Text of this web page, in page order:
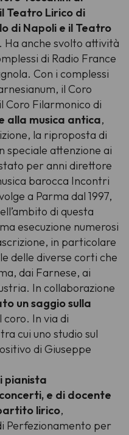
Teatro Lirico di
di Napoli e il Teatro
. Ha anche svolto attività
di Radio France
Con i complessi
il Coro
Coro Filarmonico di
alla musica antica,
la riproposta di
speciale attenzione ai
per anni direttore
barocca Incontri
a Parma dal 1997,
di questa
esecuzione numerosi
in particolare
delle diverse corti che
dai Farnese, ai
In collaborazione
un saggio sulla
coro. In via di
cui uno studio sul
di Giuseppe
pianista
e di docente
lirico,
Perfezionamento per